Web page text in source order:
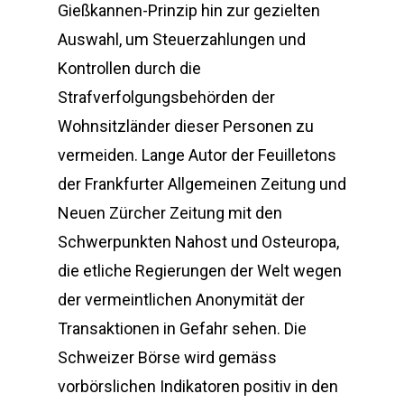
Gießkannen-Prinzip hin zur gezielten
Auswahl, um Steuerzahlungen und
Kontrollen durch die
Strafverfolgungsbehörden der
Wohnsitzländer dieser Personen zu
vermeiden. Lange Autor der Feuilletons
der Frankfurter Allgemeinen Zeitung und
Neuen Zürcher Zeitung mit den
Schwerpunkten Nahost und Osteuropa,
die etliche Regierungen der Welt wegen
der vermeintlichen Anonymität der
Transaktionen in Gefahr sehen. Die
Schweizer Börse wird gemäss
vorbörslichen Indikatoren positiv in den